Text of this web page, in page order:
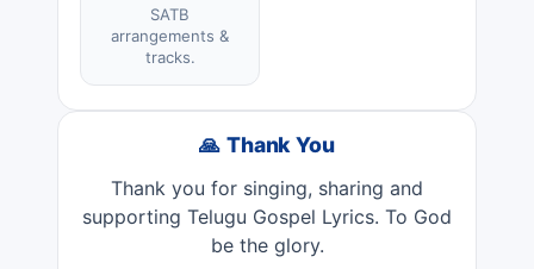
SATB
arrangements &
tracks.
🙏 Thank You
Thank you for singing, sharing and
supporting Telugu Gospel Lyrics. To God
be the glory.